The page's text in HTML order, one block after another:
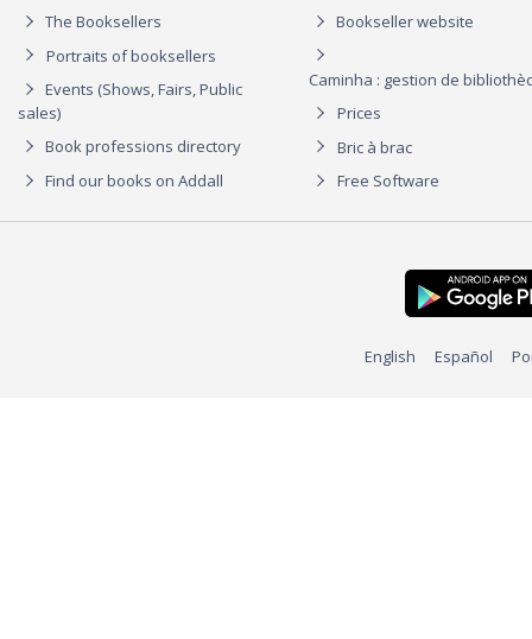
The Booksellers
Portraits of booksellers
Events (Shows, Fairs, Public
sales)
Book professions directory
Find our books on Addall
Bookseller website
Caminha : gestion de
Prices
Bric à brac
Free Software
English Español